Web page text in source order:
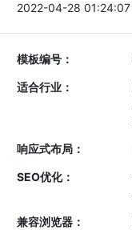
2022-04-28 01:24:07
模板编号：
适合行业：
响应式布局：
SEO优化：
兼容浏览器：